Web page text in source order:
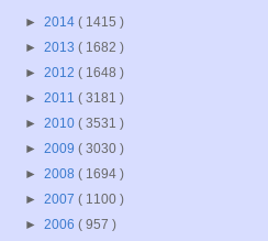
► 2014 ( 1415 )
► 2013 ( 1682 )
► 2012 ( 1648 )
► 2011 ( 3181 )
► 2010 ( 3531 )
► 2009 ( 3030 )
► 2008 ( 1694 )
► 2007 ( 1100 )
► 2006 ( 957 )